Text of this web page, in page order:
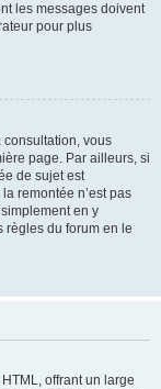
les messages doivent
pour plus
consultation, vous
page. Par ailleurs, si
de sujet est
remontée n’est pas
en y
règles du forum en le
offrant un large